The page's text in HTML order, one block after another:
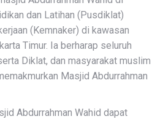
dan Latihan (Pusdiklat)
(Kemnaker) di kawasan
Timur. Ia berharap seluruh
Diklat, dan masyarakat muslim
Masjid Abdurrahman
Abdurrahman Wahid dapat